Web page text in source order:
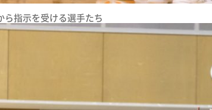
ら指示を受ける選手たち